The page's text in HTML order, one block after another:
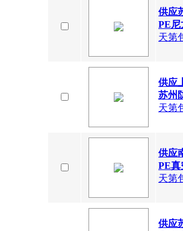
供应
PE尼
天第
供应
苏州
天第
供应
PE真
天第
供应